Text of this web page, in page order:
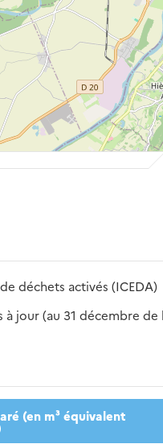
déchets activés (ICEDA)
jour (au 31 décembre
2017
(en m³ équivalent